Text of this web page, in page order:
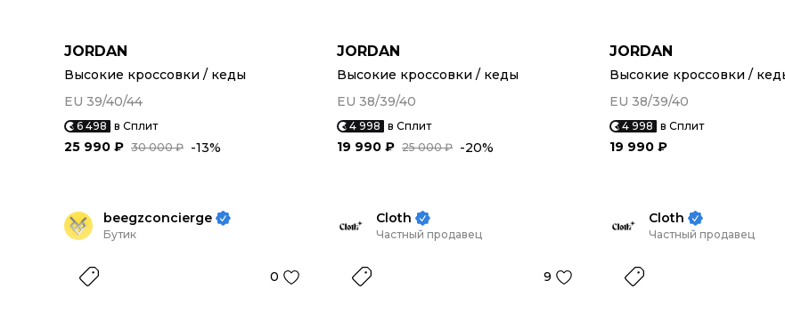
JORDAN
Высокие кроссовки / кеды
EU 39/40/44
6 498 в Сплит
30 000 ₽
25 990 ₽ -13%
JORDAN
Высокие кроссовки / кеды
EU 38/39/40
4 998 в Сплит
25 000 ₽
19 990 ₽ -20%
JORDAN
Высокие кроссовки /
EU 38/39/40
4 998 в Сплит
19 990 ₽
beegzconcierge
Бутик
0
Cloth
Частный продавец
9
Cloth
Частный продавец